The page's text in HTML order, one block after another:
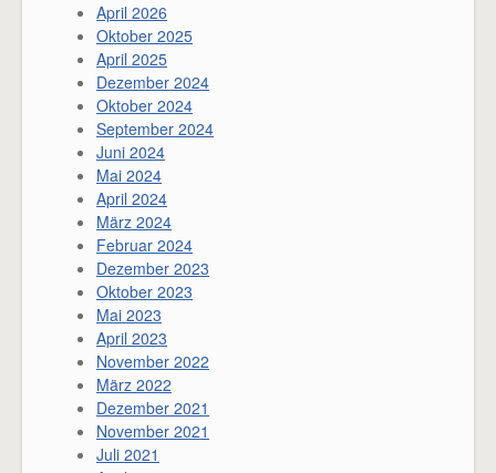
April 2026
Oktober 2025
April 2025
Dezember 2024
Oktober 2024
September 2024
Juni 2024
Mai 2024
April 2024
März 2024
Februar 2024
Dezember 2023
Oktober 2023
Mai 2023
April 2023
November 2022
März 2022
Dezember 2021
November 2021
Juli 2021